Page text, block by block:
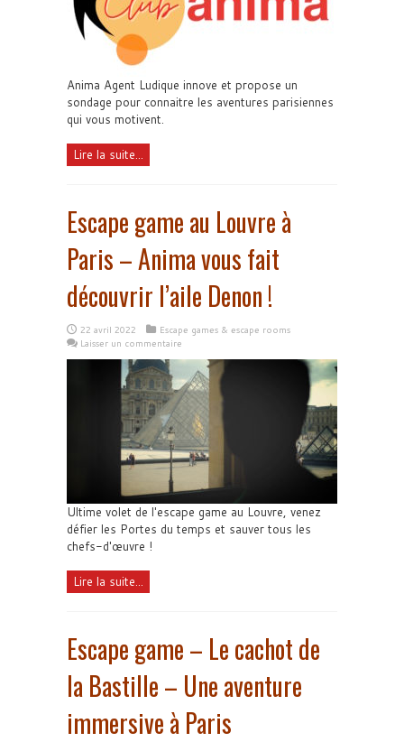
Anima Agent Ludique innove et propose un
sondage pour connaitre les aventures parisiennes
qui vous motivent.
Lire la suite...
Escape game au Louvre à
Paris – Anima vous fait
découvrir l’aile Denon !
22 avril 2022
Escape games & escape rooms
Laisser un commentaire
Ultime volet de l'escape game au Louvre, venez
défier les Portes du temps et sauver tous les
chefs-d'œuvre !
Lire la suite...
Escape game – Le cachot de
la Bastille – Une aventure
immersive à Paris